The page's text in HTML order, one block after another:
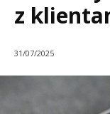
z
31/07/2025